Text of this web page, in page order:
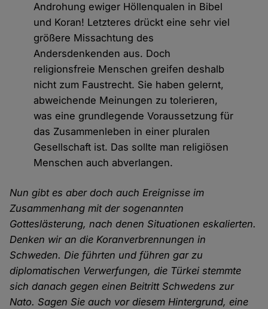
Androhung ewiger Höllenqualen in Bibel
und Koran! Letzteres drückt eine sehr viel
größere Missachtung des
Andersdenkenden aus. Doch
religionsfreie Menschen greifen deshalb
nicht zum Faustrecht. Sie haben gelernt,
abweichende Meinungen zu tolerieren,
was eine grundlegende Voraussetzung für
das Zusammenleben in einer pluralen
Gesellschaft ist. Das sollte man religiösen
Menschen auch abverlangen.
Nun gibt es aber doch auch Ereignisse im
Zusammenhang mit der sogenannten
Gotteslästerung, nach denen Situationen eskalierten.
Denken wir an die Koranverbrennungen in
Schweden. Die führten und führen gar zu
diplomatischen Verwerfungen, die Türkei stemmte
sich danach gegen einen Beitritt Schwedens zur
Nato. Sagen Sie auch vor diesem Hintergrund, eine